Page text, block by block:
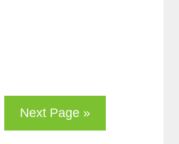
Next Page »